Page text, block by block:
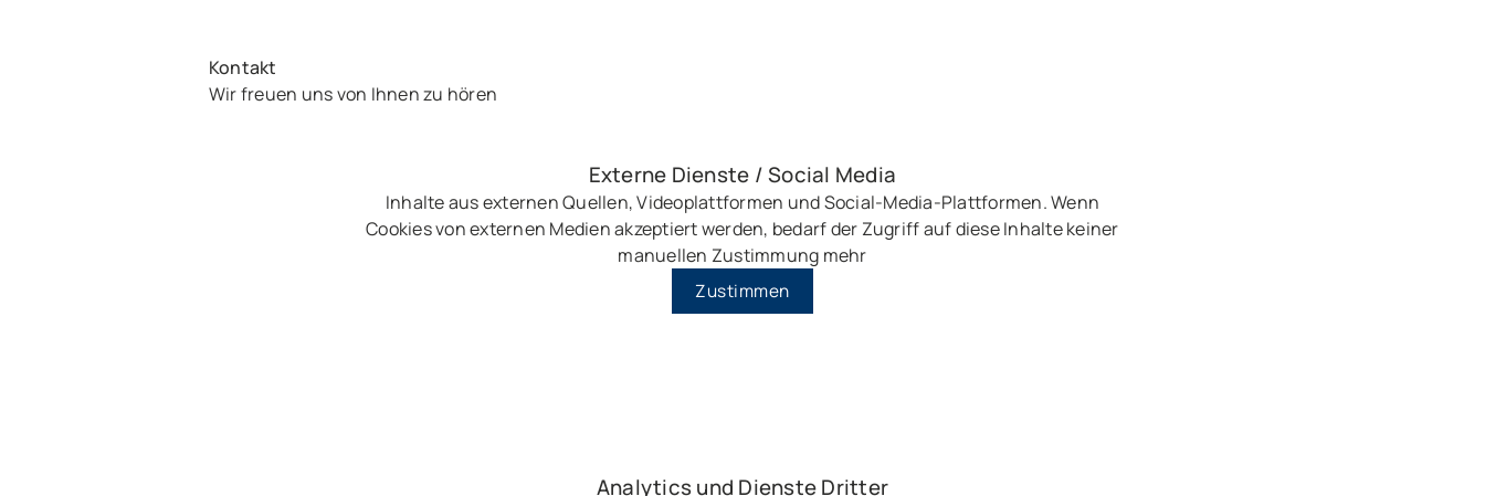
Kontakt
Wir freuen uns von Ihnen zu hören
Externe Dienste / Social Media
Inhalte aus externen Quellen, Videoplattformen und Social-Media-Plattformen. Wenn
Cookies von externen Medien akzeptiert werden, bedarf der Zugriff auf diese Inhalte keiner
manuellen Zustimmung mehr
Zustimmen
Analytics und Dienste Dritter